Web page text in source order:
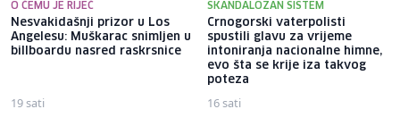
O ČEMU JE RIJEČ
Nesvakidašnji prizor u Los
Angelesu: Muškarac snimljen u
billboardu nasred raskrsnice
19 sati
SKANDALOZAN SISTEM
Crnogorski vaterpolisti
spustili glavu za vrijeme
intoniranja nacionalne himne,
evo šta se krije iza takvog
poteza
16 sati